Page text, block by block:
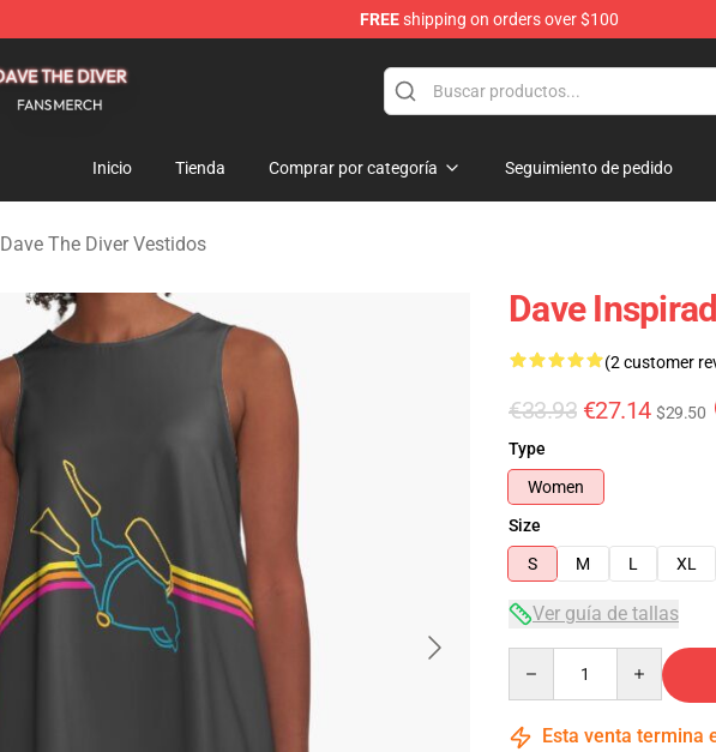
FREEshipping on orders over $100
Inicio Tienda Comprar por categoría Seguimiento de pedido
Dave The Diver Vestidos
Dave
(2 customer
€33.93 €27.14 $29.50
Type
Women
Size
S
M L XL
Ver guía de tallas
Esta venta termina